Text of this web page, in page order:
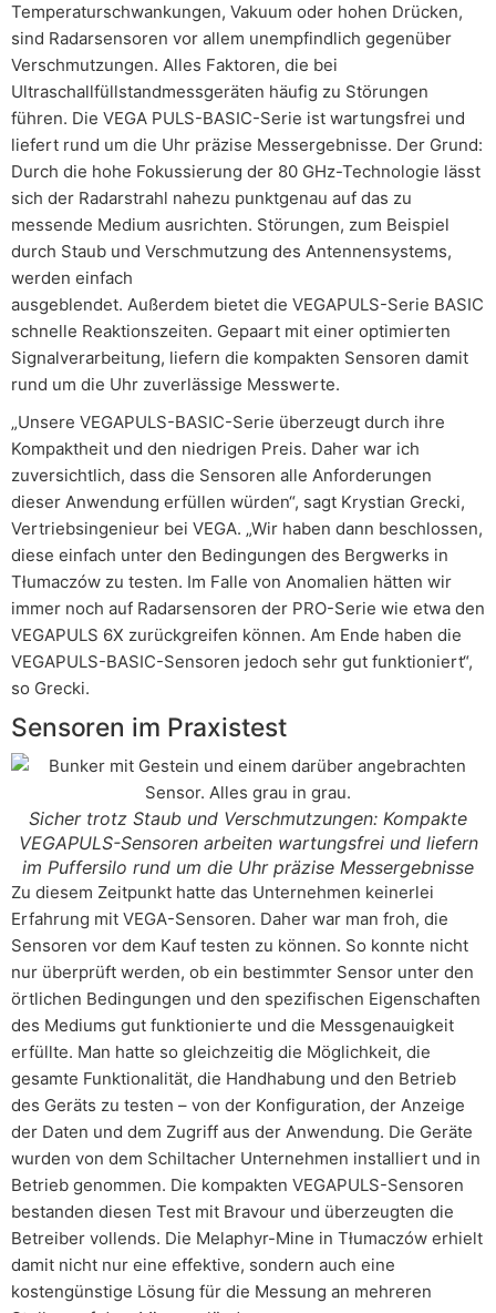
Temperaturschwankungen, Vakuum oder hohen Drücken,
sind Radarsensoren vor allem unempfindlich gegenüber
Verschmutzungen. Alles Faktoren, die bei
Ultraschallfüllstandmessgeräten häufig zu Störungen
führen. Die VEGA PULS-BASIC-Serie ist wartungsfrei und
liefert rund um die Uhr präzise Messergebnisse. Der Grund:
Durch die hohe Fokussierung der 80 GHz-Technologie lässt
sich der Radarstrahl nahezu punktgenau auf das zu
messende Medium ausrichten. Störungen, zum Beispiel
durch Staub und Verschmutzung des Antennensystems,
werden einfach
ausgeblendet. Außerdem bietet die VEGAPULS-Serie BASIC
schnelle Reaktionszeiten. Gepaart mit einer optimierten
Signalverarbeitung, liefern die kompakten Sensoren damit
rund um die Uhr zuverlässige Messwerte.
„Unsere VEGAPULS-BASIC-Serie überzeugt durch ihre
Kompaktheit und den niedrigen Preis. Daher war ich
zuversichtlich, dass die Sensoren alle Anforderungen
dieser Anwendung erfüllen würden“, sagt Krystian Grecki,
Vertriebsingenieur bei VEGA. „Wir haben dann beschlossen,
diese einfach unter den Bedingungen des Bergwerks in
Tłumaczów zu testen. Im Falle von Anomalien hätten wir
immer noch auf Radarsensoren der PRO-Serie wie etwa den
VEGAPULS 6X zurückgreifen können. Am Ende haben die
VEGAPULS-BASIC-Sensoren jedoch sehr gut funktioniert“,
so Grecki.
Sensoren im Praxistest
Sicher trotz Staub und Verschmutzungen: Kompakte
VEGAPULS-Sensoren arbeiten wartungsfrei und liefern
im Puffersilo rund um die Uhr präzise Messergebnisse
Zu diesem Zeitpunkt hatte das Unternehmen keinerlei
Erfahrung mit VEGA-Sensoren. Daher war man froh, die
Sensoren vor dem Kauf testen zu können. So konnte nicht
nur überprüft werden, ob ein bestimmter Sensor unter den
örtlichen Bedingungen und den spezifischen Eigenschaften
des Mediums gut funktionierte und die Messgenauigkeit
erfüllte. Man hatte so gleichzeitig die Möglichkeit, die
gesamte Funktionalität, die Handhabung und den Betrieb
des Geräts zu testen – von der Konfiguration, der Anzeige
der Daten und dem Zugriff aus der Anwendung. Die Geräte
wurden von dem Schiltacher Unternehmen installiert und in
Betrieb genommen. Die kompakten VEGAPULS-Sensoren
bestanden diesen Test mit Bravour und überzeugten die
Betreiber vollends. Die Melaphyr-Mine in Tłumaczów erhielt
damit nicht nur eine effektive, sondern auch eine
kostengünstige Lösung für die Messung an mehreren